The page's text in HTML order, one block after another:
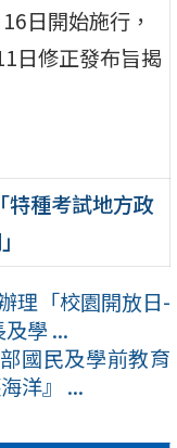
日開始施行，
日修正發布旨揭
特種考試地方政
理「校園開放日-
學 ...
國民及學前教育
洋』 ...